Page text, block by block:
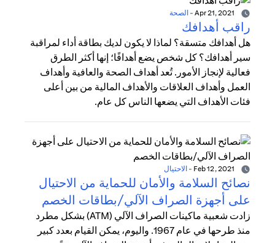
- الصحة
راقب أهدافك
هل أهدافك متسقة؟ لماذا لا يكون لديك بطاقة أداء لمراقبة
سير أهدافك؟ كل شخص يضع أهدافًا؛ إنها أكثر الطرق
فعالية لإنجاز الأمور. تُعد أهداف الصحة والعافية وأهداف
العمل وأهداف العلاقات والأهداف المالية من بين أعلى
فئات الأهداف التي يضعها الناس كل عام.
- الاحتيال
نصائح السلامة والأمان للحماية من الاحتيال
على أجهزة الصراف الآلي/بطاقات الخصم
زادت شعبية ماكينات الصراف الآلي (ATM) بشكل مطرد
منذ طرحها في عام 1967. واليوم، يمكن القيام بعدد كبير